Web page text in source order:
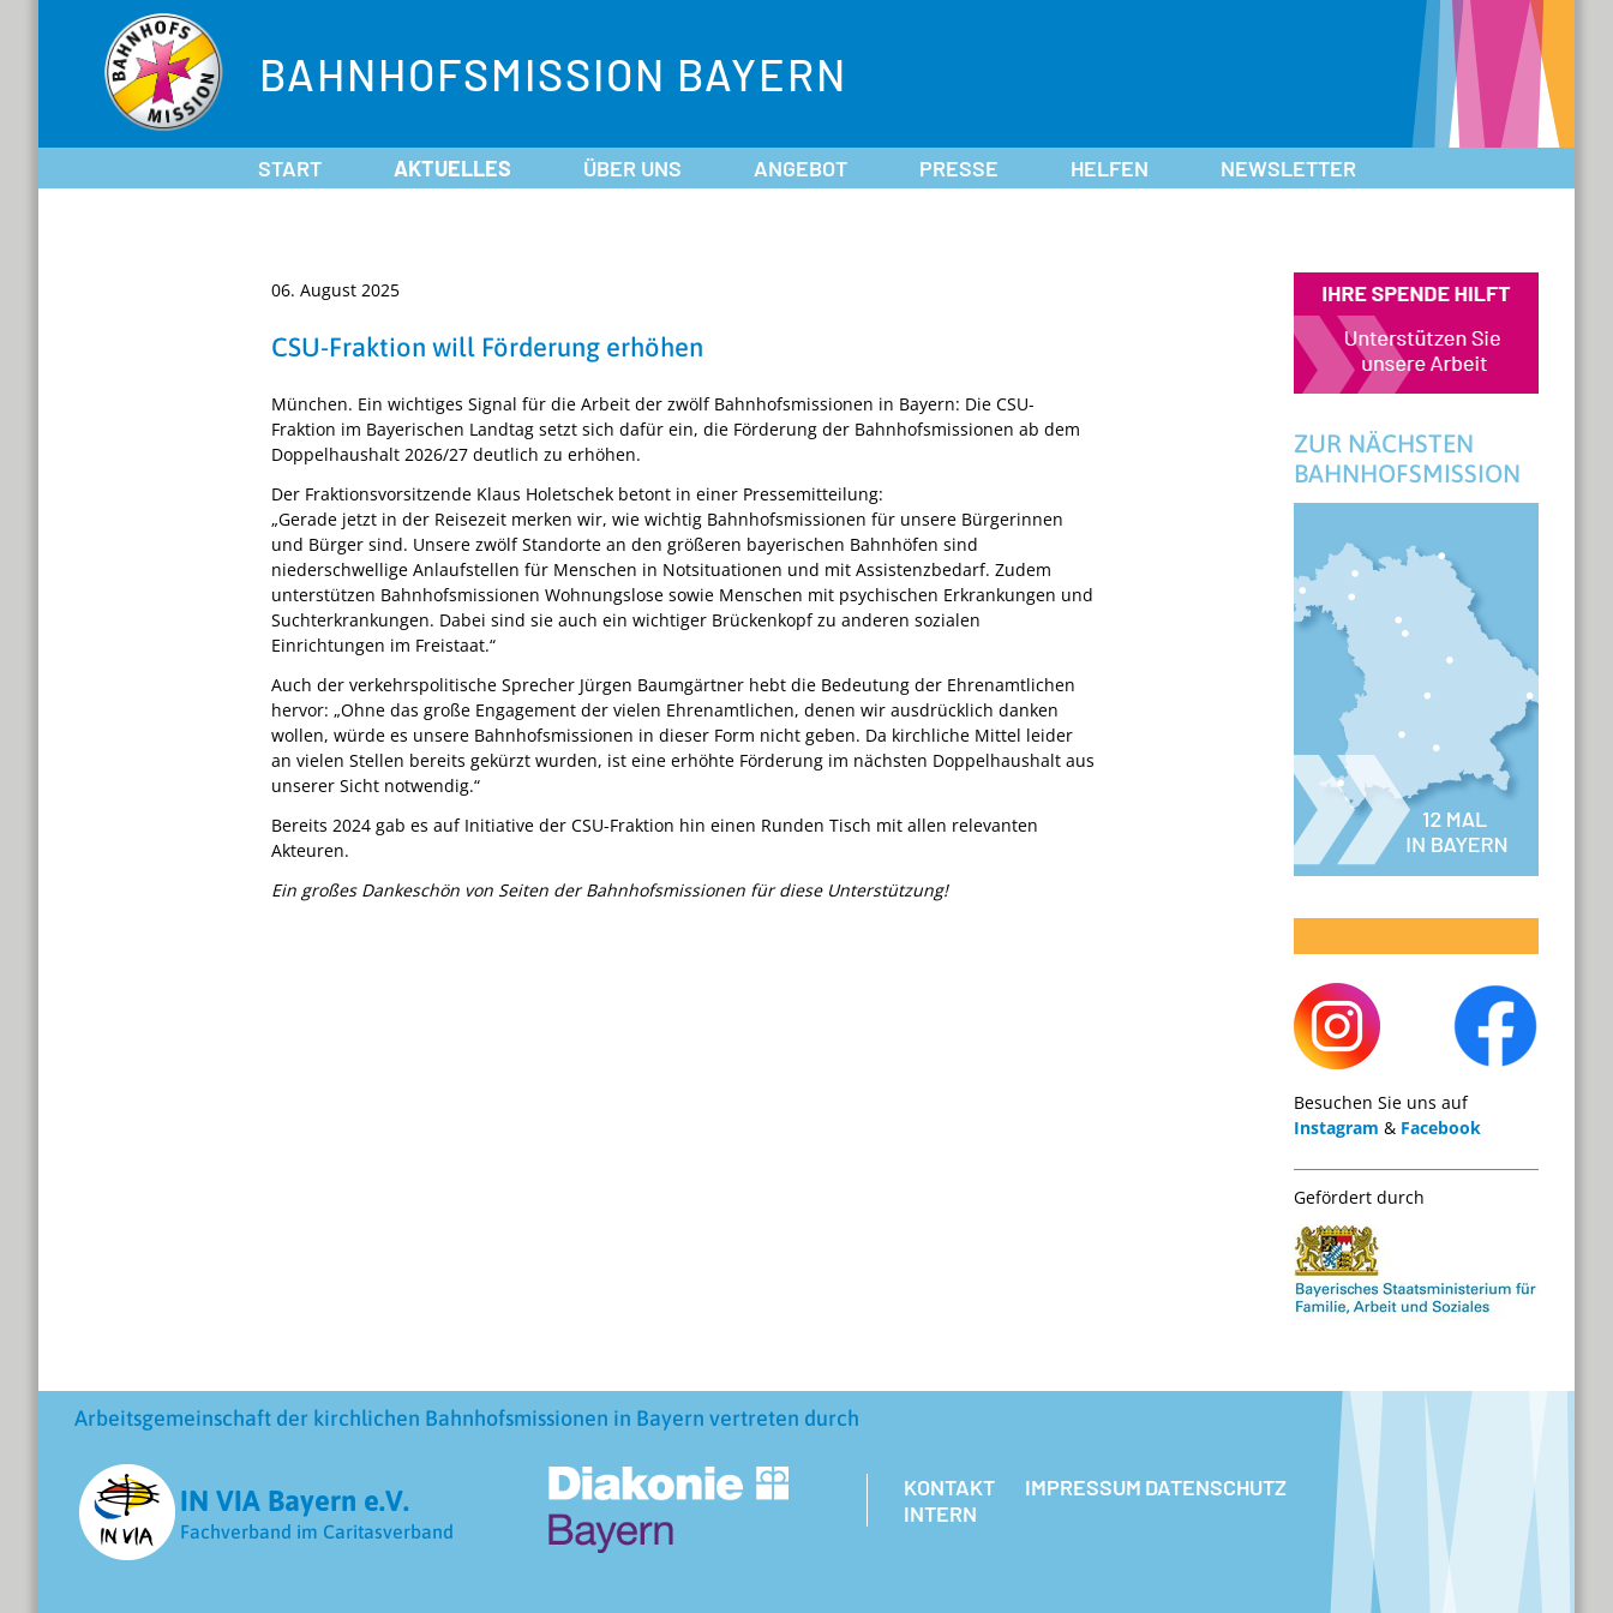
BAHNHOFSMISSION BAYERN
START AKTUELLES ÜBER UNS ANGEBOT PRESSE HELFEN NEWSLETTER
06. August 2025
CSU-Fraktion will Förderung erhöhen
München. Ein wichtiges Signal für die Arbeit der zwölf Bahnhofsmissionen in Bayern: Die CSU-
Fraktion im Bayerischen Landtag setzt sich dafür ein, die Förderung der Bahnhofsmissionen ab dem
Doppelhaushalt 2026/27 deutlich zu erhöhen.
Der Fraktionsvorsitzende Klaus Holetschek betont in einer Pressemitteilung:
„Gerade jetzt in der Reisezeit merken wir, wie wichtig Bahnhofsmissionen für unsere Bürgerinnen
und Bürger sind. Unsere zwölf Standorte an den größeren bayerischen Bahnhöfen sind
niederschwellige Anlaufstellen für Menschen in Notsituationen und mit Assistenzbedarf. Zudem
unterstützen Bahnhofsmissionen Wohnungslose sowie Menschen mit psychischen Erkrankungen und
Suchterkrankungen. Dabei sind sie auch ein wichtiger Brückenkopf zu anderen sozialen
Einrichtungen im Freistaat.“
Auch der verkehrspolitische Sprecher Jürgen Baumgärtner hebt die Bedeutung der Ehrenamtlichen
hervor: „Ohne das große Engagement der vielen Ehrenamtlichen, denen wir ausdrücklich danken
wollen, würde es unsere Bahnhofsmissionen in dieser Form nicht geben. Da kirchliche Mittel leider
an vielen Stellen bereits gekürzt wurden, ist eine erhöhte Förderung im nächsten Doppelhaushalt aus
unserer Sicht notwendig.“
Bereits 2024 gab es auf Initiative der CSU-Fraktion hin einen Runden Tisch mit allen relevanten
Akteuren.
Ein großes Dankeschön von Seiten der Bahnhofsmissionen für diese Unterstützung!
ZUR NÄCHSTEN
BAHNHOFSMISSION
Besuchen Sie uns auf
Instagram & Facebook
Gefördert durch
Arbeitsgemeinschaft der kirchlichen Bahnhofsmissionen in Bayern vertreten durch
IN VIA Bayern e.V.
Fachverband im Caritasverband
KONTAKT IMPRESSUM DATENSCHUTZ
INTERN